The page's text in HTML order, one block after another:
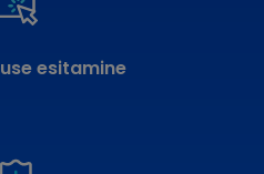
esitamine